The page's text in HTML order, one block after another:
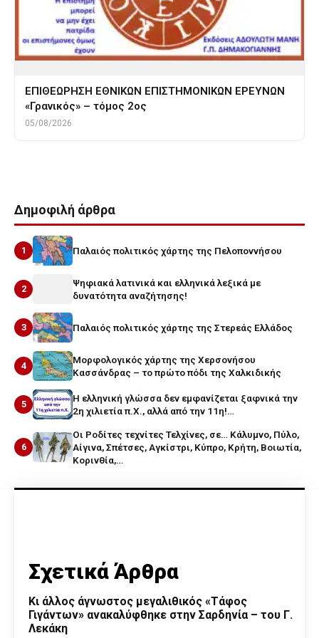
ΕΠΙΘΕΩΡΗΣΗ ΕΘΝΙΚΩΝ ΕΠΙΣΤΗΜΟΝΙΚΩΝ ΕΡΕΥΝΩΝ
«Γρανικός» – τόμος 2ος
05/08/2026
Δημοφιλή άρθρα
1 Παλαιός πολιτικός χάρτης της Πελοποννήσου
2
Ψηφιακά λατινικά και ελληνικά λεξικά με
δυνατότητα αναζήτησης!
3 Παλαιός πολιτικός χάρτης της Στερεάς Ελλάδος
4
Μορφολογικός χάρτης της Χερσονήσου
Κασσάνδρας – το πρώτο πόδι της Χαλκιδικής
5
Η ελληνική γλώσσα δεν εμφανίζεται ξαφνικά την
2η χιλιετία π.Χ., αλλά από την 11η!…
6
Οι Ροδίτες τεχνίτες Τελχίνες, σε… Κάλυμνο, Πύλο,
Αίγινα, Σπέτσες, Αγκίστρι, Κύπρο, Κρήτη, Βοιωτία,
Κορινθία,…
Σχετικά Άρθρα
Κι άλλος άγνωστος μεγαλιθικός «Τάφος
Γιγάντων» ανακαλύφθηκε στην Σαρδηνία – του Γ.
Λεκάκη